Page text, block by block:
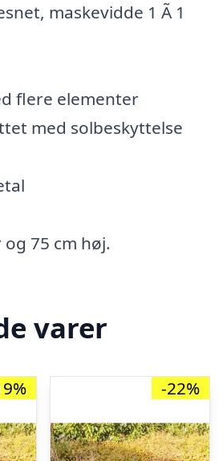
maskevidde 1 Ã 1
flere elementer
med solbeskyttelse
75 cm høj.
varer
-22%